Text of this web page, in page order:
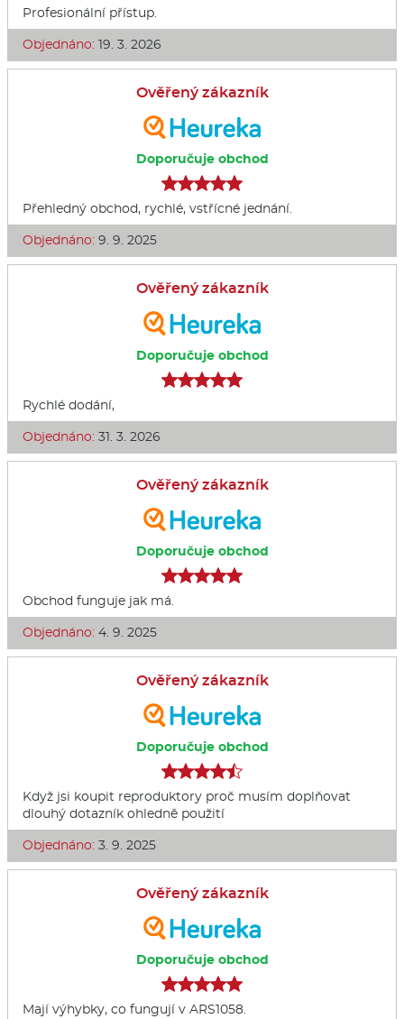
Profesionální přístup.
Objednáno: 19. 3. 2026
Ověřený zákazník
Doporučuje obchod
Přehledný obchod, rychlé, vstřícné jednání.
Objednáno: 9. 9. 2025
Ověřený zákazník
Doporučuje obchod
Rychlé dodání,
Objednáno: 31. 3. 2026
Ověřený zákazník
Doporučuje obchod
Obchod funguje jak má.
Objednáno: 4. 9. 2025
Ověřený zákazník
Doporučuje obchod
Když jsi koupit reproduktory proč musím doplňovat
dlouhý dotazník ohledně použití
Objednáno: 3. 9. 2025
Ověřený zákazník
Doporučuje obchod
Mají výhybky, co fungují v ARS1058.